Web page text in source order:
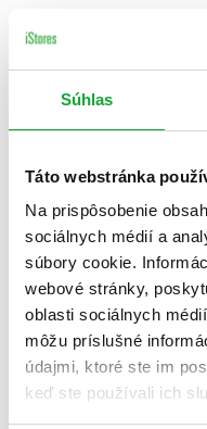
Súhlas
Táto webstránka
Na prispôsobenie
sociálnych médií a
súbory cookie.
webové stránky,
oblasti sociálnych
môžu príslušné
údajmi, ktoré ste im
keď ste používali ich